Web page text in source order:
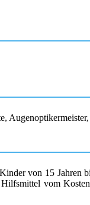
von 15 Jahren
vom